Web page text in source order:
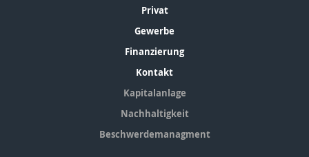
Privat
Gewerbe
Finanzierung
Kontakt
Kapitalanlage
Nachhaltigkeit
Beschwerdemanagment